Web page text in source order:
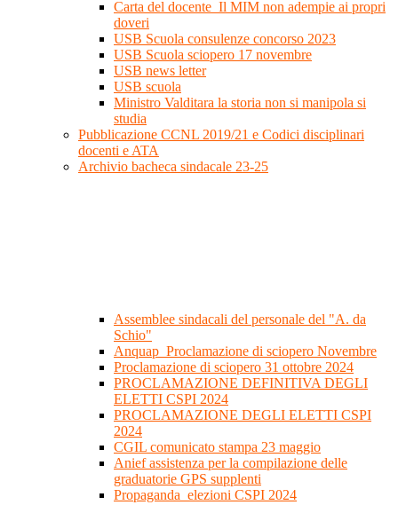
Carta del docente_Il MIM non adempie ai propri
doveri
USB Scuola consulenze concorso 2023
USB Scuola sciopero 17 novembre
USB news letter
USB scuola
Ministro Valditara la storia non si manipola si
studia
Pubblicazione CCNL 2019/21 e Codici disciplinari
docenti e ATA
Archivio bacheca sindacale 23-25
Assemblee sindacali del personale del "A. da
Schio"
Anquap_Proclamazione di sciopero Novembre
Proclamazione di sciopero 31 ottobre 2024
PROCLAMAZIONE DEFINITIVA DEGLI
ELETTI CSPI 2024
PROCLAMAZIONE DEGLI ELETTI CSPI
2024
CGIL comunicato stampa 23 maggio
Anief assistenza per la compilazione delle
graduatorie GPS supplenti
Propaganda_elezioni CSPI 2024